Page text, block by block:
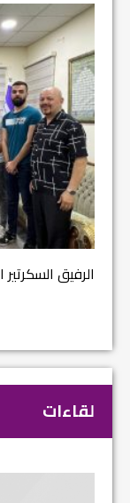
الرفيق
لقاءات